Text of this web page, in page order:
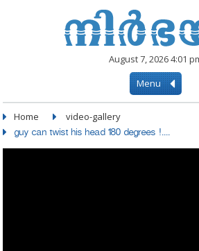
August 7, 2026 4:01
Menu
Home video-gallery
guy can twist his head 180 degrees !....